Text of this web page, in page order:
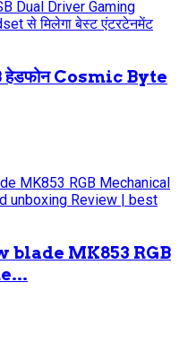
हेडफोन Cosmic Byte
blade MK853 RGB